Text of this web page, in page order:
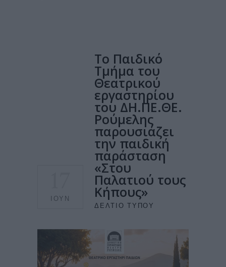
ΙΟΎΝ
Το Παιδικό
Τμήμα του
Θεατρικού
εργαστηρίου
του ΔΗ.ΠΕ.ΘΕ.
Ρούμελης
παρουσιάζει
την παιδική
παράσταση
«Στου
Παλατιού τους
Κήπους»
ΔΕΛΤΊΟ ΤΎΠΟΥ